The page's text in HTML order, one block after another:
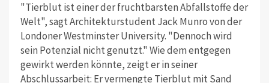
"Tierblut ist einer der fruchtbarsten Abfallstoffe der
Welt", sagt Architekturstudent Jack Munro von der
Londoner Westminster University. "Dennoch wird
sein Potenzial nicht genutzt." Wie dem entgegen
gewirkt werden könnte, zeigt er in seiner
Abschlussarbeit: Er vermengte Tierblut mit Sand